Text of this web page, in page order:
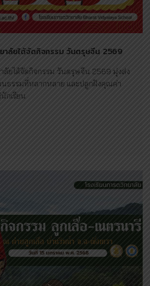
าลัยได้จัดกิจกรรม วันตรุษจีน 2569
าลัยได้จัดกิจกรรม วันตรุษจีน 2569 มุ่งส่ง
นธรรมที่หลากหลาย และปลูกฝังคุณค่า
กเรียน